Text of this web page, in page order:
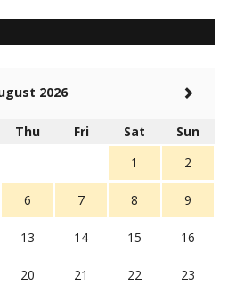
Mantap
Balas
16
2026
Thu Fri Sat
Sun
1
2
6 7 8 9
13 14 15 16
20 21 22 23